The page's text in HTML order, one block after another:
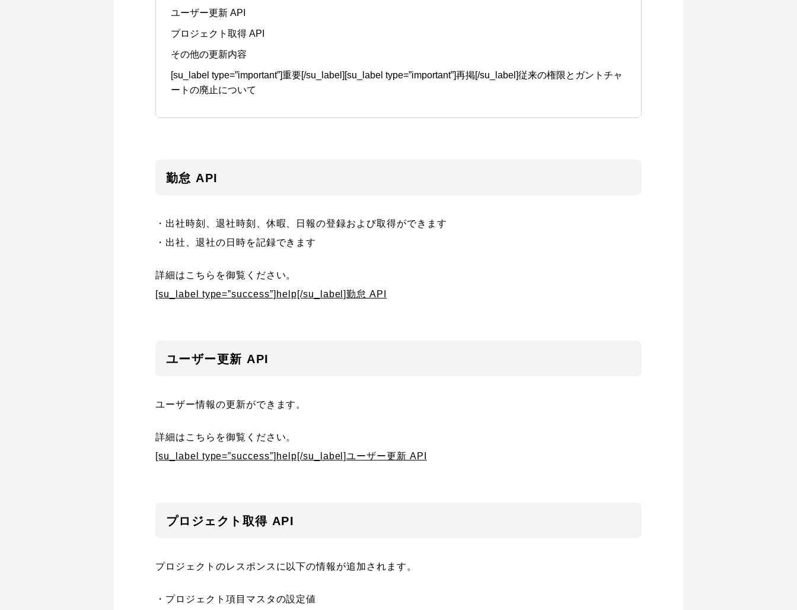
ユーザー更新 API
プロジェクト取得 API
その他の更新内容
[su_label type=”important”]重要[/su_label][su_label type=”important”]再掲[/su_label]従来の権限とガントチャ
ートの廃止について
勤怠 API
・出社時刻、退社時刻、休暇、日報の登録および取得ができます
・出社、退社の日時を記録できます
詳細はこちらを御覧ください。
[su_label type=”success”]help[/su_label]勤怠 API
ユーザー更新 API
ユーザー情報の更新ができます。
詳細はこちらを御覧ください。
[su_label type=”success”]help[/su_label]ユーザー更新 API
プロジェクト取得 API
プロジェクトのレスポンスに以下の情報が追加されます。
・プロジェクト項目マスタの設定値